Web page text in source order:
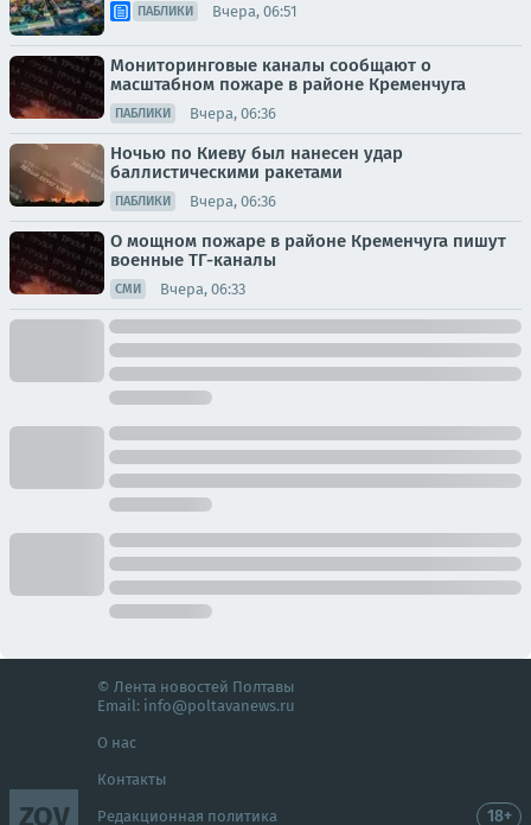
ПАБЛИКИ Вчера, 06:51
Мониторинговые каналы сообщают о
масштабном пожаре в районе Кременчуга
ПАБЛИКИ Вчера, 06:36
Ночью по Киеву был нанесен удар
баллистическими ракетами
ПАБЛИКИ Вчера, 06:36
О мощном пожаре в районе Кременчуга пишут
военные ТГ-каналы
СМИ Вчера, 06:33
ZOV
© Лента новостей Полтавы
Email: info@poltavanews.ru
О нас
Контакты
Редакционная политика 18+